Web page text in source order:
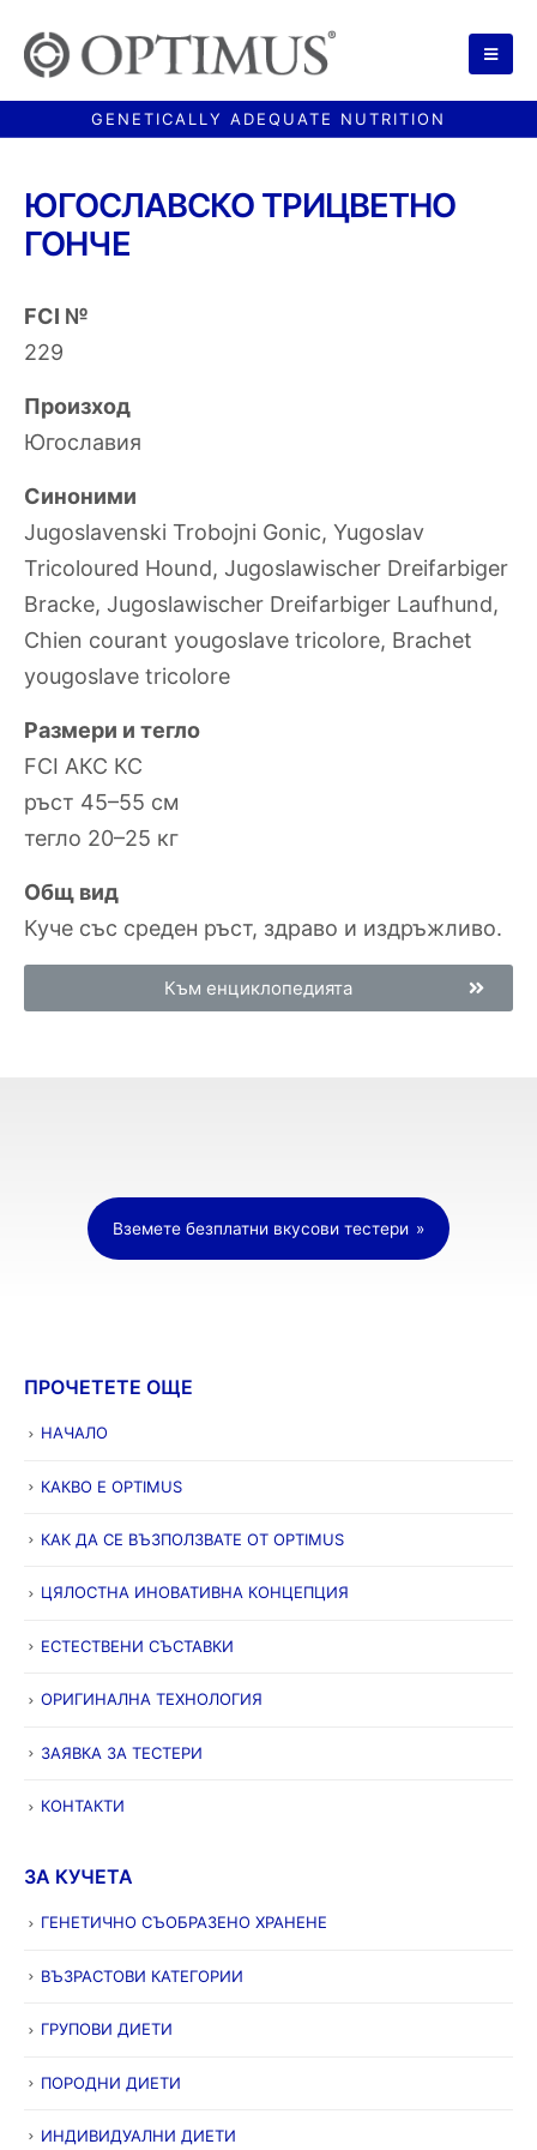
ЮГОСЛАВСКО ТРИЦВЕТНО
ГОНЧЕ
FCI №
229
Произход
Югославия
Синоними
Jugoslavenski Trobojni Gonic, Yugoslav
Tricoloured Hound, Jugoslawischer Dreifarbiger
Bracke, Jugoslawischer Dreifarbiger Laufhund,
Chien courant yougoslave tricolore, Brachet
yougoslave tricolore
Размери и тегло
FCI АКС КС
ръст 45–55 см
тегло 20–25 кг
Общ вид
Куче със среден ръст, здраво и издръжливо.
Към енциклопедията
Вземете безплатни вкусови тестери
ПРОЧЕТЕТЕ ОЩЕ
НАЧАЛО
КАКВО Е OPTIMUS
КАК ДА СЕ ВЪЗПОЛЗВАТЕ ОТ OPTIMUS
ЦЯЛОСТНА ИНОВАТИВНА КОНЦЕПЦИЯ
ЕСТЕСТВЕНИ СЪСТАВКИ
ОРИГИНАЛНА ТЕХНОЛОГИЯ
ЗАЯВКА ЗА ТЕСТЕРИ
КОНТАКТИ
ЗА КУЧЕТА
ГЕНЕТИЧНО СЪОБРАЗЕНО ХРАНЕНЕ
ВЪЗРАСТОВИ КАТЕГОРИИ
ГРУПОВИ ДИЕТИ
ПОРОДНИ ДИЕТИ
ИНДИВИДУАЛНИ ДИЕТИ